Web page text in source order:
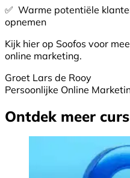
✅ Warme potentiële
opnemen
Kijk hier op Soofos voor
online marketing.
Groet Lars de Rooy
Persoonlijke Online
Ontdek meer